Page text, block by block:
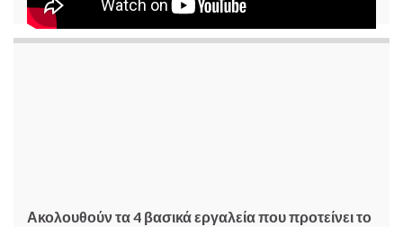
Ακολουθούν τα 4 βασικά εργαλεία που προτείνει το